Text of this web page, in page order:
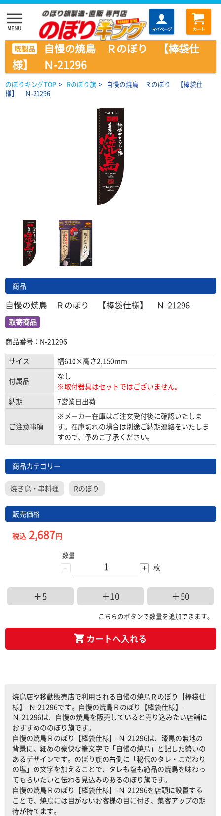
menu
MENU マイページ カート
既製品
自慢の焼鳥 Ｒのぼり 【棒袋仕
様】 Ｎ-21296
のぼりキングTOP > Rのぼり旗 > 自慢の焼鳥 Ｒのぼり 【棒袋仕
様】 Ｎ-21296
商品
自慢の焼鳥 Ｒのぼり 【棒袋仕様】 Ｎ-21296
取寄商品
商品番号：N-21296
サイズ
幅610×高さ2,150mm
付属品
なし
※取付器具はセットではございません。
納期
7営業日出荷
ご注意事項
※メーカー在庫はご注文受付後に確認いたしま
す。在庫切れの場合は別途ご納期連絡をいたしま
すので、予めご了承ください。
商品カテゴリー
焼き鳥・串料理 Rのぼり
販売価格
税込2,687円
-
数量
+ 枚
＋5 ＋10 ＋50
こちらのボタンで数量を追加できます。
カートへ入れる
焼鳥店や移動販売店で利用される自慢の焼鳥Ｒのぼり【棒袋仕
様】-Ｎ-21296です。自慢の焼鳥Ｒのぼり【棒袋仕様】-
Ｎ-21296は、自慢の焼鳥を販売していると売り込みたい店舗に
おすすめののぼり旗です。
自慢の焼鳥Ｒのぼり【棒袋仕様】-Ｎ-21296は、漆黒の無地の
背景に、細めの豪快な筆文字で「自慢の焼鳥」と記した勢いの
あるデザインです。のぼり旗の右側に「秘伝のタレ・こだわり
の塩」の文字を加えることで、タレも塩も絶品の焼鳥を味わっ
てもらいたいと伝わる見込みのあるのぼり旗です。
自慢の焼鳥Ｒのぼり【棒袋仕様】-Ｎ-21296を店頭に設置する
ことで、焼鳥には目がないお客様の目に付き、集客アップの期
待が持てます。